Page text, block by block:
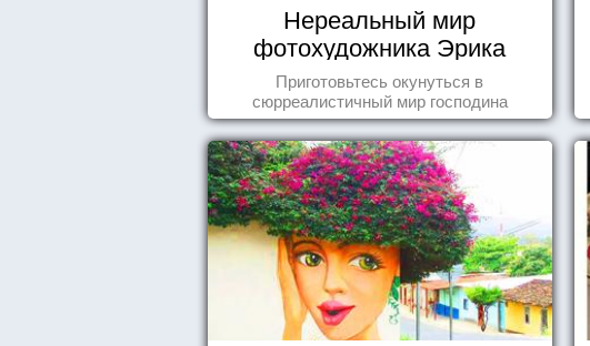
Нереальный мир
фотохудожника Эрика
Йоханссона
Приготовьтесь окунуться в
сюрреалистичный мир господина
Йоханссона